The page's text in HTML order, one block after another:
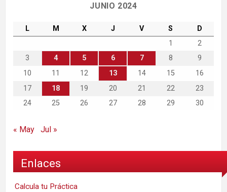
JUNIO 2024
L M X J V S
D
1
2
3
4 5 6 7 8
9
10
11 12 13 14 15
16
17
18 19 20 21 22
23
24
25 26 27 28 29 30
« May Jul »
Enlaces
Calcula tu Práctica